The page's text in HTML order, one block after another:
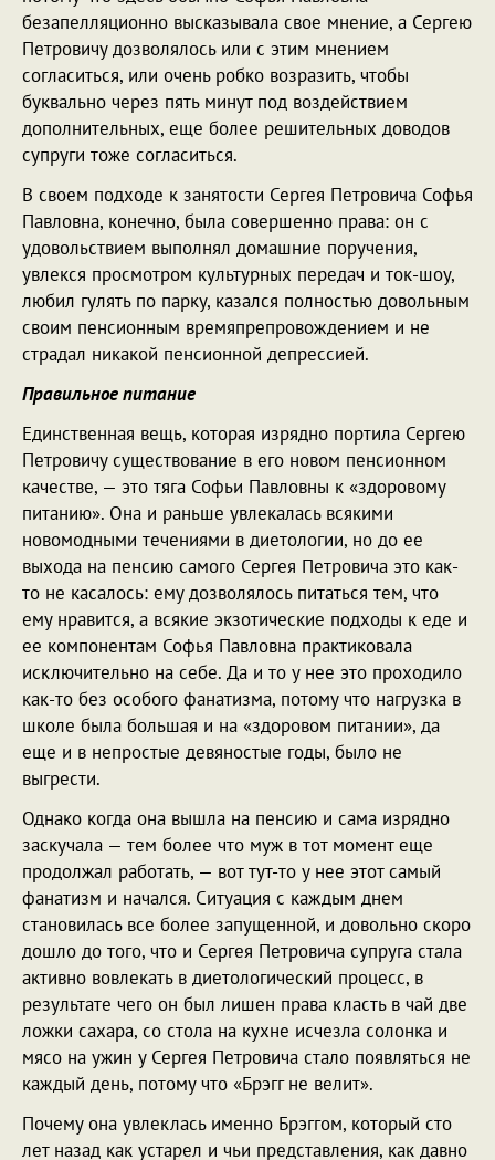
безапелляционно высказывала свое мнение, а Сергею
Петровичу дозволялось или с этим мнением
согласиться, или очень робко возразить, чтобы
буквально через пять минут под воздействием
дополнительных, еще более решительных доводов
супруги тоже согласиться.
В своем подходе к занятости Сергея Петровича Софья
Павловна, конечно, была совершенно права: он с
удовольствием выполнял домашние поручения,
увлекся просмотром культурных передач и ток-шоу,
любил гулять по парку, казался полностью довольным
своим пенсионным времяпрепровождением и не
страдал никакой пенсионной депрессией.
Правильное питание
Единственная вещь, которая изрядно портила Сергею
Петровичу существование в его новом пенсионном
качестве, — это тяга Софьи Павловны к «здоровому
питанию». Она и раньше увлекалась всякими
новомодными течениями в диетологии, но до ее
выхода на пенсию самого Сергея Петровича это как-
то не касалось: ему дозволялось питаться тем, что
ему нравится, а всякие экзотические подходы к еде и
ее компонентам Софья Павловна практиковала
исключительно на себе. Да и то у нее это проходило
как-то без особого фанатизма, потому что нагрузка в
школе была большая и на «здоровом питании», да
еще и в непростые девяностые годы, было не
выгрести.
Однако когда она вышла на пенсию и сама изрядно
заскучала — тем более что муж в тот момент еще
продолжал работать, — вот тут-то у нее этот самый
фанатизм и начался. Ситуация с каждым днем
становилась все более запущенной, и довольно скоро
дошло до того, что и Сергея Петровича супруга стала
активно вовлекать в диетологический процесс, в
результате чего он был лишен права класть в чай две
ложки сахара, со стола на кухне исчезла солонка и
мясо на ужин у Сергея Петровича стало появляться не
каждый день, потому что «Брэгг не велит».
Почему она увлеклась именно Брэггом, который сто
лет назад как устарел и чьи представления, как давно